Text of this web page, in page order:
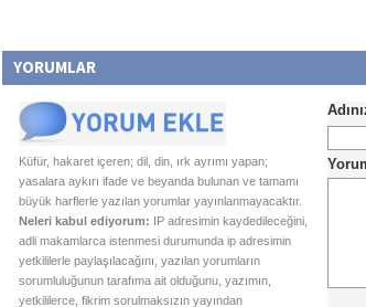
YORUMLAR
Küfür, hakaret içeren; dil, din, ırk ayrımı yapan;
yasalara aykırı ifade ve beyanda bulunan ve tamamı
büyük harflerle yazılan yorumlar yayınlanmayacaktır.
Neleri kabul ediyorum: IP adresimin kaydedileceğini,
adli makamlarca istenmesi durumunda ip adresimin
yetkililerle paylaşılacağını, yazılan yorumların
sorumluluğunun tarafıma ait olduğunu, yazımın,
yetkililerce, fikrim sorulmaksızın yayından